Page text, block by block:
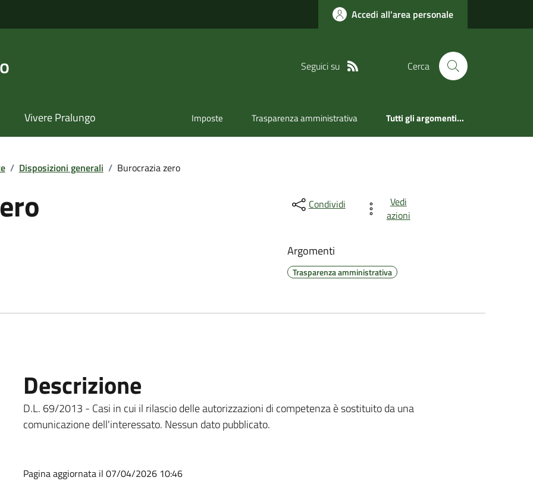
Accedi all'area personale
Seguici su Cerca
Vivere Pralungo Imposte Trasparenza amministrativa Tutti gli argomenti...
/ Disposizioni generali / Burocrazia zero
Condividi
Vedi
azioni
Argomenti
Trasparenza amministrativa
Descrizione
D.L. 69/2013 - Casi in cui il rilascio delle autorizzazioni di competenza è sostituito da una
comunicazione dell'interessato. Nessun dato pubblicato.
Pagina aggiornata il 07/04/2026 10:46